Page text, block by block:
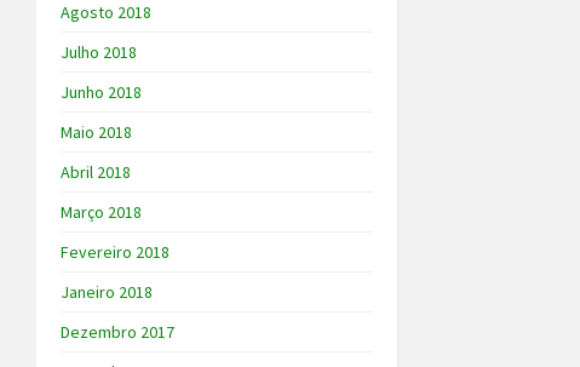
Agosto 2018
Julho 2018
Junho 2018
Maio 2018
Abril 2018
Março 2018
Fevereiro 2018
Janeiro 2018
Dezembro 2017